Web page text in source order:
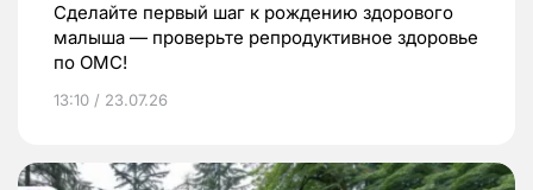
Сделайте первый шаг к рождению здорового
малыша — проверьте репродуктивное здоровье
по ОМС!
13:10 / 23.07.26